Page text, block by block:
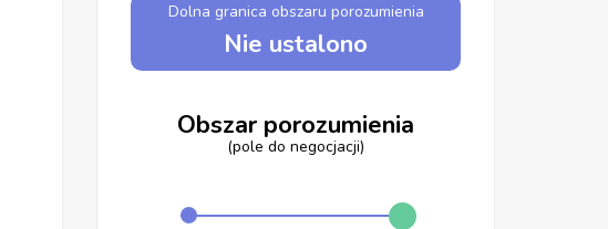
Dolna granica obszaru porozumienia
Nie ustalono
Obszar porozumienia
(pole do negocjacji)